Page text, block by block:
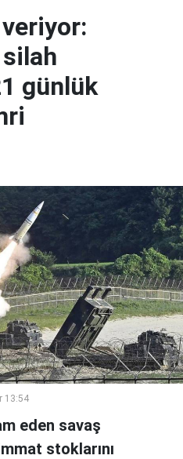
günlük
13:54
eden savaş
stoklarını